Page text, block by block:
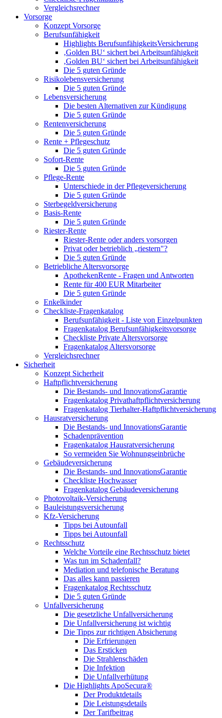
Vergleichsrechner
Vorsorge
Konzept Vorsorge
Berufsunfähigkeit
Highlights BerufsunfähigkeitsVersicherung
‚Golden BU‘ sichert bei Arbeitsunfähigkeit
‚Golden BU‘ sichert bei Arbeitsunfähigkeit
Die 5 guten Gründe
Risikolebensversicherung
Die 5 guten Gründe
Lebensversicherung
Die besten Alternativen zur Kündigung
Die 5 guten Gründe
Rentenversicherung
Die 5 guten Gründe
Rente + Pflegeschutz
Die 5 guten Gründe
Sofort-Rente
Die 5 guten Gründe
Pflege-Rente
Unterschiede in der Pflegeversicherung
Die 5 guten Gründe
Sterbegeldversicherung
Basis-Rente
Die 5 guten Gründe
Riester-Rente
Riester-Rente oder anders vorsorgen
Privat oder betrieblich „riestern"?
Die 5 guten Gründe
Betriebliche Altersvorsorge
ApothekenRente - Fragen und Antworten
Rente für 400 EUR Mitarbeiter
Die 5 guten Gründe
Enkelkinder
Checkliste-Fragenkatalog
Berufsunfähigkeit - Liste von Einzelpunkten
Fragenkatalog Berufsunfähigkeitsvorsorge
Checkliste Private Altersvorsorge
Fragenkatalog Altersvorsorge
Vergleichsrechner
Sicherheit
Konzept Sicherheit
Haftpflichtversicherung
Die Bestands- und InnovationsGarantie
Fragenkatalog Privathaftpflichtversicherung
Fragenkatalog Tierhalter-Haftpflichtversicherung
Hausratversicherung
Die Bestands- und InnovationsGarantie
Schadenprävention
Fragenkatalog Hausratversicherung
So vermeiden Sie Wohnungseinbrüche
Gebäudeversicherung
Die Bestands- und InnovationsGarantie
Checkliste Hochwasser
Fragenkatalog Gebäudeversicherung
Photovoltaik-Versicherung
Bauleistungsversicherung
Kfz-Versicherung
Tipps bei Autounfall
Tipps bei Autounfall
Rechtsschutz
Welche Vorteile eine Rechtsschutz bietet
Was tun im Schadenfall?
Mediation und telefonische Beratung
Das alles kann passieren
Fragenkatalog Rechtsschutz
Die 5 guten Gründe
Unfallversicherung
Die gesetzliche Unfallversicherung
Die Unfallversicherung ist wichtig
Die Tipps zur richtigen Absicherung
Die Erfrierungen
Das Ersticken
Die Strahlenschäden
Die Infektion
Die Unfallverhütung
Die Highlights ApoSecura®
Der Produktdetails
Die Leistungsdetails
Der Tarifbeitrag